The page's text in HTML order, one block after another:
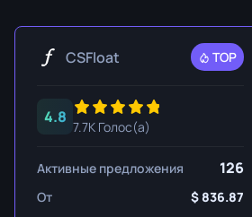
CSFloat TOP
4.8
7.7K Голос(а)
Активные предложения 126
От 836.87